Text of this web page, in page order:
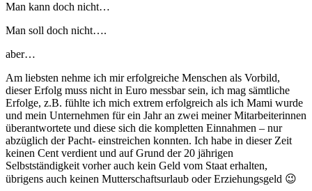
Man kann doch nicht…
Man soll doch nicht….
aber…
Am liebsten nehme ich mir erfolgreiche Menschen als Vorbild,
dieser Erfolg muss nicht in Euro messbar sein, ich mag sämtliche
Erfolge, z.B. fühlte ich mich extrem erfolgreich als ich Mami wurde
und mein Unternehmen für ein Jahr an zwei meiner Mitarbeiterinnen
überantwortete und diese sich die kompletten Einnahmen – nur
abzüglich der Pacht- einstreichen konnten. Ich habe in dieser Zeit
keinen Cent verdient und auf Grund der 20 jährigen
Selbstständigkeit vorher auch kein Geld vom Staat erhalten,
übrigens auch keinen Mutterschaftsurlaub oder Erziehungsgeld 😉